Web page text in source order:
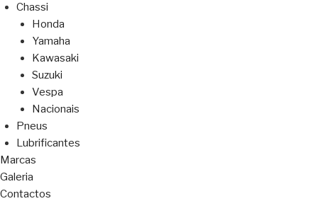
Chassi
Honda
Yamaha
Kawasaki
Suzuki
Vespa
Nacionais
Pneus
Lubrificantes
Marcas
Galeria
Contactos